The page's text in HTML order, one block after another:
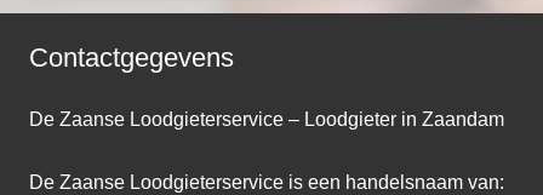
Contactgegevens
De Zaanse Loodgieterservice – Loodgieter in Zaandam
De Zaanse Loodgieterservice is een handelsnaam van: